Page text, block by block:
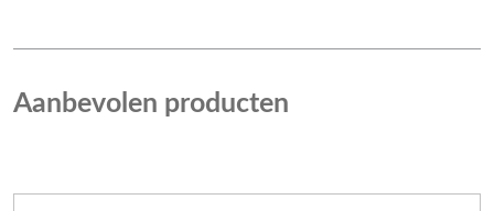
Aanbevolen producten